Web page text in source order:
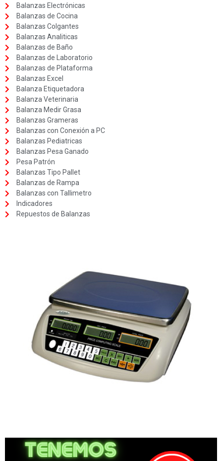
Balanzas Electrónicas
Balanzas de Cocina
Balanzas Colgantes
Balanzas Analiticas
Balanzas de Baño
Balanzas de Laboratorio
Balanzas de Plataforma
Balanzas Excel
Balanza Etiquetadora
Balanza Veterinaria
Balanza Medir Grasa
Balanzas Grameras
Balanzas con Conexión a PC
Balanzas Pediatricas
Balanzas Pesa Ganado
Pesa Patrón
Balanzas Tipo Pallet
Balanzas de Rampa
Balanzas con Tallimetro
Indicadores
Repuestos de Balanzas